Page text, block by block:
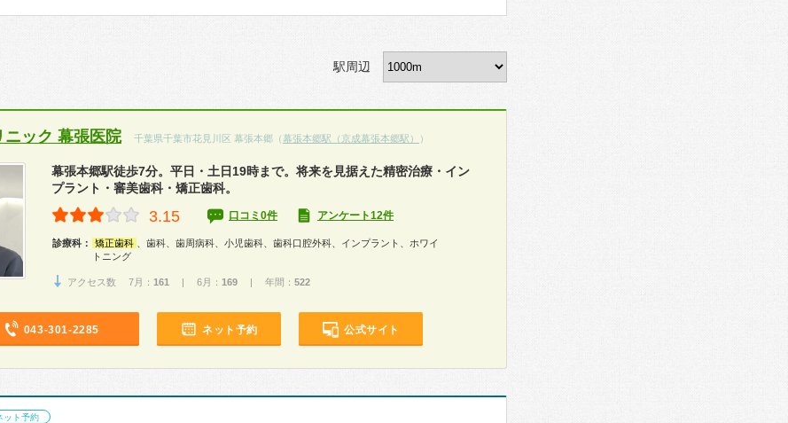
駅周辺
ニック 幕張医院 千葉県千葉市花見川区 幕張本郷（ 幕張本郷駅（京成幕張本郷駅） ）
幕張本郷駅徒歩7分。平日・土日19時まで。将来を見据えた精密治療・イン
プラント・審美歯科・矯正歯科。
3.15 口コミ0件 アンケート12件
診療科： 矯正歯科
、歯科、歯周病科、小児歯科、歯科口腔外科、インプラント、ホワイ
トニング
アクセス数 7月： 161 | 6月： 169 | 年間： 522
043-301-2285 ネット予約 公式サイト
ット予約